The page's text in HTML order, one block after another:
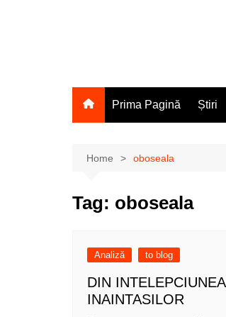
Prima Pagină Știri
Home oboseala
Tag: oboseala
Analiză to blog
DIN INTELEPCIUNEA
INAINTASILOR